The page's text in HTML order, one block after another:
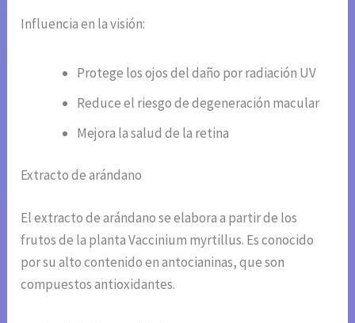
Influencia en la visión:
Protege los ojos del daño por radiación UV
Reduce el riesgo de degeneración macular
Mejora la salud de la retina
Extracto de arándano
El extracto de arándano se elabora a partir de los
frutos de la planta Vaccinium myrtillus. Es conocido
por su alto contenido en antocianinas, que son
compuestos antioxidantes.